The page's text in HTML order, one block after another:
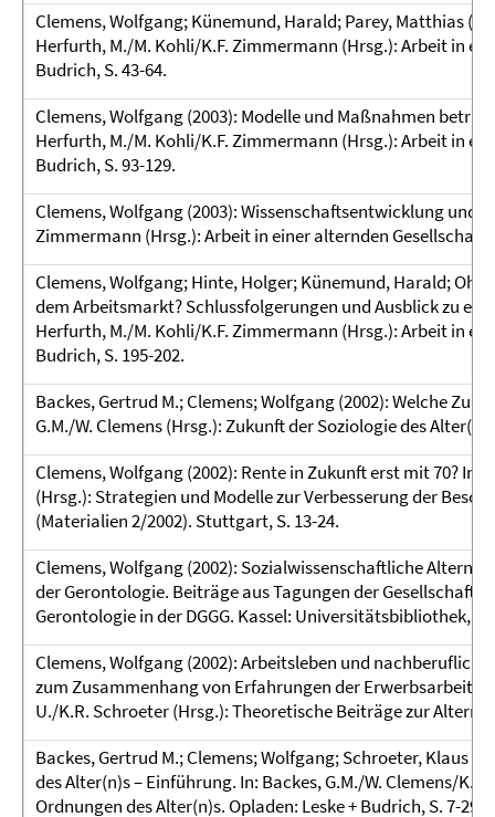
Clemens, Wolfgang; Künemund, Harald; Parey, Matthias
Herfurth, M./M. Kohli/K.F. Zimmermann (Hrsg.): Arbeit in
Budrich, S. 43-64.
Clemens, Wolfgang (2003): Modelle und Maßnahmen
Herfurth, M./M. Kohli/K.F. Zimmermann (Hrsg.): Arbeit in
Budrich, S. 93-129.
Clemens, Wolfgang (2003): Wissenschaftsentwicklung und
Zimmermann (Hrsg.): Arbeit in einer alternden Gesellschaft.
Clemens, Wolfgang; Hinte, Holger; Künemund, Harald;
dem Arbeitsmarkt? Schlussfolgerungen und Ausblick zu
Herfurth, M./M. Kohli/K.F. Zimmermann (Hrsg.): Arbeit in
Budrich, S. 195-202.
Backes, Gertrud M.; Clemens; Wolfgang (2002): Welche
G.M./W. Clemens (Hrsg.): Zukunft der Soziologie des
Clemens, Wolfgang (2002): Rente in Zukunft erst mit 70?
(Hrsg.): Strategien und Modelle zur Verbesserung der
(Materialien 2/2002). Stuttgart, S. 13-24.
Clemens, Wolfgang (2002): Sozialwissenschaftliche
der Gerontologie. Beiträge aus Tagungen der Gesellschaft
Gerontologie in der DGGG. Kassel: Universitätsbibliothek, S.
Clemens, Wolfgang (2002): Arbeitsleben und
zum Zusammenhang von Erfahrungen der Erwerbsarbeit
U./K.R. Schroeter (Hrsg.): Theoretische Beiträge zur
Backes, Gertrud M.; Clemens; Wolfgang; Schroeter, Klaus
des Alter(n)s – Einführung. In: Backes, G.M./W. Clemens/
Ordnungen des Alter(n)s. Opladen: Leske + Budrich, S. 7-29.